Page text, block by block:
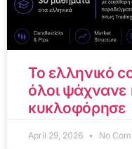
Το ελληνικό
όλοι ψάχνανε
κυκλοφόρησε
April 29, 2026 No